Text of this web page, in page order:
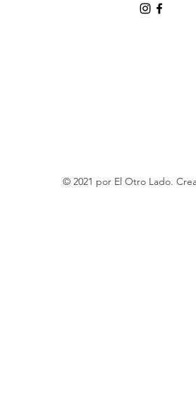
© 2021 por El Otro Lado.